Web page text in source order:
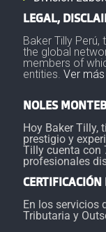
LEGAL,
Baker Tilly
the global
members of
entities. Ver más
NOLES
Hoy Baker Tilly,
prestigio y
Tilly cuenta con
profesionales
En los servicios
Tributaria y